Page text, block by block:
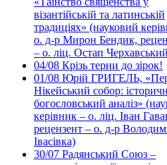
візантійській та латинській
традиціях» (науковий
о. д-р Мирон Бендик,
– о. ліц. Остап
04/08 Крізь терни до зірок!
01/08 Юрій ГРИГЕЛЬ,
Нікейський собор:
богословський аналіз»
керівник – о. ліц. Іван
рецензент – о. д-р
Івасівка)
30/07 Радянський Союз –